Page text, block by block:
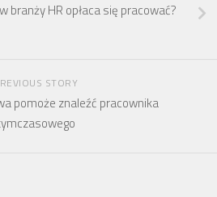
branży HR opłaca się pracować?
STORY
pomoże znaleźć pracownika